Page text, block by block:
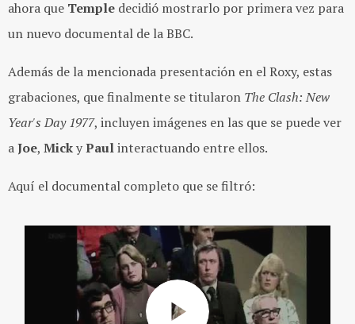
ahora que Temple decidió mostrarlo por primera vez para
un nuevo documental de la BBC.
Además de la mencionada presentación en el Roxy, estas
grabaciones, que finalmente se titularon The Clash: New
Year's Day 1977, incluyen imágenes en las que se puede ver
aJoe, MickyPaulinteractuando entre ellos.
Aquí el documental completo que se filtró: